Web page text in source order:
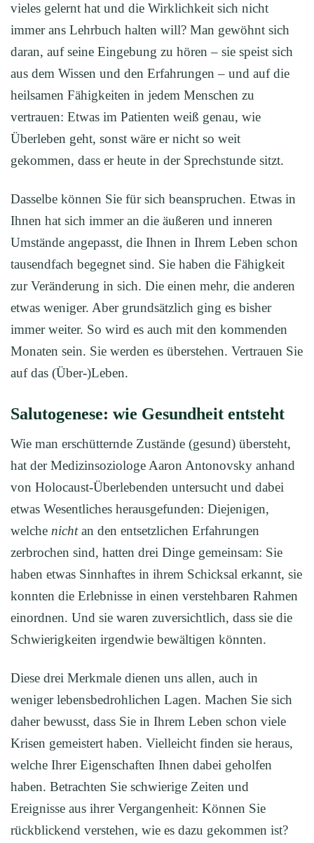
vieles gelernt hat und die Wirklichkeit sich nicht
immer ans Lehrbuch halten will? Man gewöhnt sich
daran, auf seine Eingebung zu hören – sie speist sich
aus dem Wissen und den Erfahrungen – und auf die
heilsamen Fähigkeiten in jedem Menschen zu
vertrauen: Etwas im Patienten weiß genau, wie
Überleben geht, sonst wäre er nicht so weit
gekommen, dass er heute in der Sprechstunde sitzt.
Dasselbe können Sie für sich beanspruchen. Etwas in
Ihnen hat sich immer an die äußeren und inneren
Umstände angepasst, die Ihnen in Ihrem Leben schon
tausendfach begegnet sind. Sie haben die Fähigkeit
zur Veränderung in sich. Die einen mehr, die anderen
etwas weniger. Aber grundsätzlich ging es bisher
immer weiter. So wird es auch mit den kommenden
Monaten sein. Sie werden es überstehen. Vertrauen Sie
auf das (Über-)Leben.
Salutogenese: wie Gesundheit entsteht
Wie man erschütternde Zustände (gesund) übersteht,
hat der Medizinsoziologe Aaron Antonovsky anhand
von Holocaust-Überlebenden untersucht und dabei
etwas Wesentliches herausgefunden: Diejenigen,
welche nichtan den entsetzlichen Erfahrungen
zerbrochen sind, hatten drei Dinge gemeinsam: Sie
haben etwas Sinnhaftes in ihrem Schicksal erkannt, sie
konnten die Erlebnisse in einen verstehbaren Rahmen
einordnen. Und sie waren zuversichtlich, dass sie die
Schwierigkeiten irgendwie bewältigen könnten.
Diese drei Merkmale dienen uns allen, auch in
weniger lebensbedrohlichen Lagen. Machen Sie sich
daher bewusst, dass Sie in Ihrem Leben schon viele
Krisen gemeistert haben. Vielleicht finden sie heraus,
welche Ihrer Eigenschaften Ihnen dabei geholfen
haben. Betrachten Sie schwierige Zeiten und
Ereignisse aus ihrer Vergangenheit: Können Sie
rückblickend verstehen, wie es dazu gekommen ist?